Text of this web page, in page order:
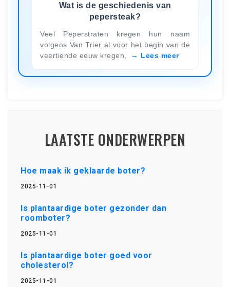
Wat is de geschiedenis van
pepersteak?
Veel Peperstraten kregen hun naam
volgens Van Trier al voor het begin van de
veertiende eeuw kregen,
Lees meer
LAATSTE ONDERWERPEN
Hoe maak ik geklaarde boter?
2025-11-01
Is plantaardige boter gezonder dan
roomboter?
2025-11-01
Is plantaardige boter goed voor
cholesterol?
2025-11-01